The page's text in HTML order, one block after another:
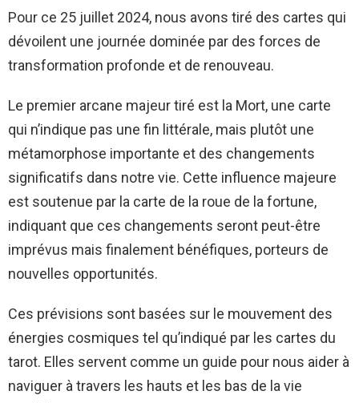
Pour ce 25 juillet 2024, nous avons tiré des cartes qui
dévoilent une journée dominée par des forces de
transformation profonde et de renouveau.
Le premier arcane majeur tiré est la Mort, une carte
qui n’indique pas une fin littérale, mais plutôt une
métamorphose importante et des changements
significatifs dans notre vie. Cette influence majeure
est soutenue par la carte de la roue de la fortune,
indiquant que ces changements seront peut-être
imprévus mais finalement bénéfiques, porteurs de
nouvelles opportunités.
Ces prévisions sont basées sur le mouvement des
énergies cosmiques tel qu’indiqué par les cartes du
tarot. Elles servent comme un guide pour nous aider à
naviguer à travers les hauts et les bas de la vie